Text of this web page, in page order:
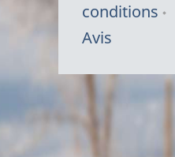
conditions
Avis